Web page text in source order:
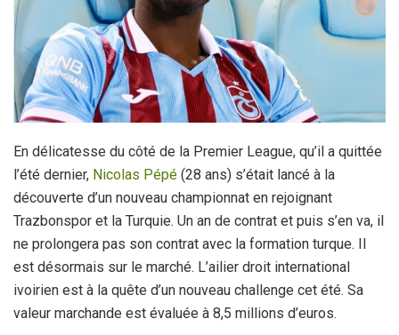
En délicatesse du côté de la Premier League, qu’il a quittée
l’été dernier, Nicolas Pépé (28 ans) s’était lancé à la
découverte d’un nouveau championnat en rejoignant
Trazbonspor et la Turquie. Un an de contrat et puis s’en va, il
ne prolongera pas son contrat avec la formation turque. Il
est désormais sur le marché. L’ailier droit international
ivoirien est à la quête d’un nouveau challenge cet été. Sa
valeur marchande est évaluée à 8,5 millions d’euros.